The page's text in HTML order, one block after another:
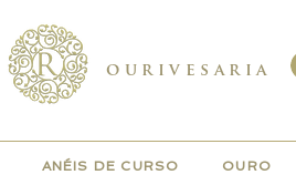
ourivesaria
ANÉIS DE CURSO OURO